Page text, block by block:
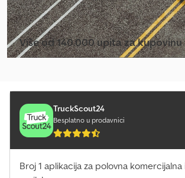
Više od 140.000 upita za
TruckScout24
Besplatno u prodavnici
Broj 1 aplikacija za polovna